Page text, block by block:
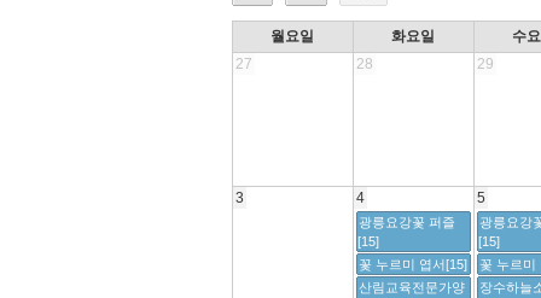
월요일 화요일
수
27
28 29
3 4 5
광릉요강꽃 퍼즐
[15]
광릉요강
[15]
꽃 누르미 엽서[15]
꽃 누르미
산림교육전문가양
장수하늘